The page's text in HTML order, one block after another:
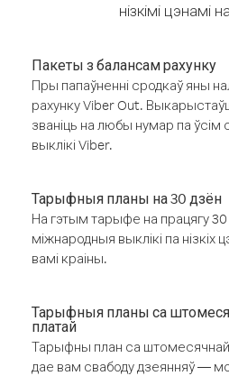
нізкімі цэнамі
Пакеты з балансам рахунку
Пры папаўненні сродкаў яны
рахунку Viber Out.
званіць на любы нумар па ўсім
выклікі Viber.
Тарыфныя планы на 30 дзён
На гэтым тарыфе на працягу
міжнародныя выклікі па нізкіх
вамі краіны.
Тарыфныя планы са
платай
Тарыфны план са штомесячнай
дае вам свабоду дзеянняў —